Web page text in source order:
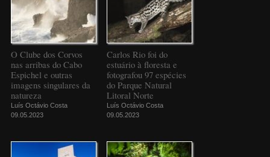
O Clube dos Corvos
nas arribas do Cabo
Espichel e outras
imagens singulares da
natureza
Luís Octávio Costa
09.05.2023
Carlos Rio foi do
estuário à floresta e
fotografou 97 espécies
do Parque Natural
Litoral Norte
Luís Octávio Costa
09.05.2023